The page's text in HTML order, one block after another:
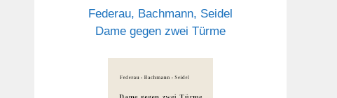
Federau, Bachmann, Seidel
Dame gegen zwei Türme